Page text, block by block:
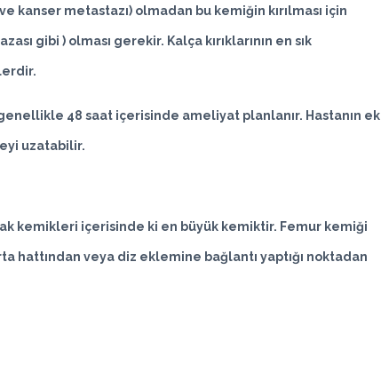
kanser metastazı) olmadan bu kemiğin kırılması için
gibi ) olması gerekir. Kalça kırıklarının en sık
genellikle 48 saat içerisinde ameliyat planlanır. Hastanın ek
uzatabilir.
kemikleri içerisinde ki en büyük kemiktir. Femur kemiği
hattından veya diz eklemine bağlantı yaptığı noktadan